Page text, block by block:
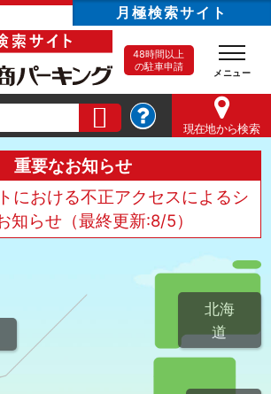
月極検索サイト
48時間以上
の駐車申請
現在地から検索
重要なお知らせ
における不正アクセスによるシ
知らせ（最終更新:8/5）
北海
道